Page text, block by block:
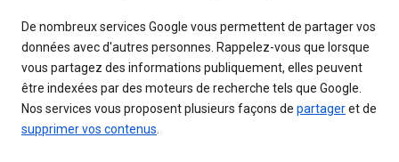
De nombreux services Google vous permettent de partager vos
données avec d'autres personnes. Rappelez-vous que lorsque
vous partagez des informations publiquement, elles peuvent
être indexées par des moteurs de recherche tels que Google.
Nos services vous proposent plusieurs façons de partageret de
supprimer vos contenus.